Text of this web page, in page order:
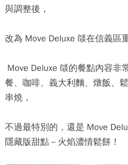
與調整後，
改為 Move Deluxe 燄在信義區
Move Deluxe 燄的餐點內容非
餐、咖啡、義大利麵、燉飯、
串燒，
不過最特別的，還是 Move
隱藏版甜點－火焰濃情鬆餅！